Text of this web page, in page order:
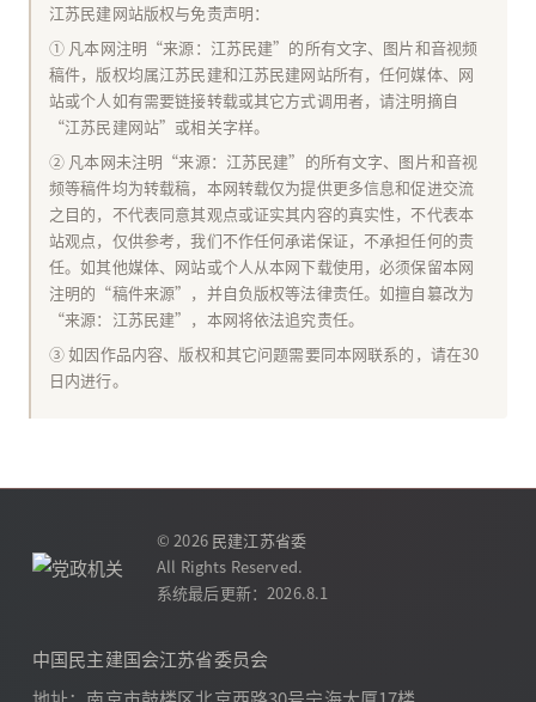
江苏民建网站版权与免责声明：
① 凡本网注明“来源：江苏民建”的所有文字、图片和音视频
稿件，版权均属江苏民建和江苏民建网站所有，任何媒体、网
站或个人如有需要链接转载或其它方式调用者，请注明摘自
“江苏民建网站”或相关字样。
② 凡本网未注明“来源：江苏民建”的所有文字、图片和音视
频等稿件均为转载稿，本网转载仅为提供更多信息和促进交流
之目的，不代表同意其观点或证实其内容的真实性，不代表本
站观点，仅供参考，我们不作任何承诺保证，不承担任何的责
任。如其他媒体、网站或个人从本网下载使用，必须保留本网
注明的“稿件来源”，并自负版权等法律责任。如擅自篡改为
“来源：江苏民建”，本网将依法追究责任。
③ 如因作品内容、版权和其它问题需要同本网联系的，请在30
日内进行。
© 2026 民建江苏省委
All Rights Reserved.
系统最后更新：2026.8.1
中国民主建国会江苏省委员会